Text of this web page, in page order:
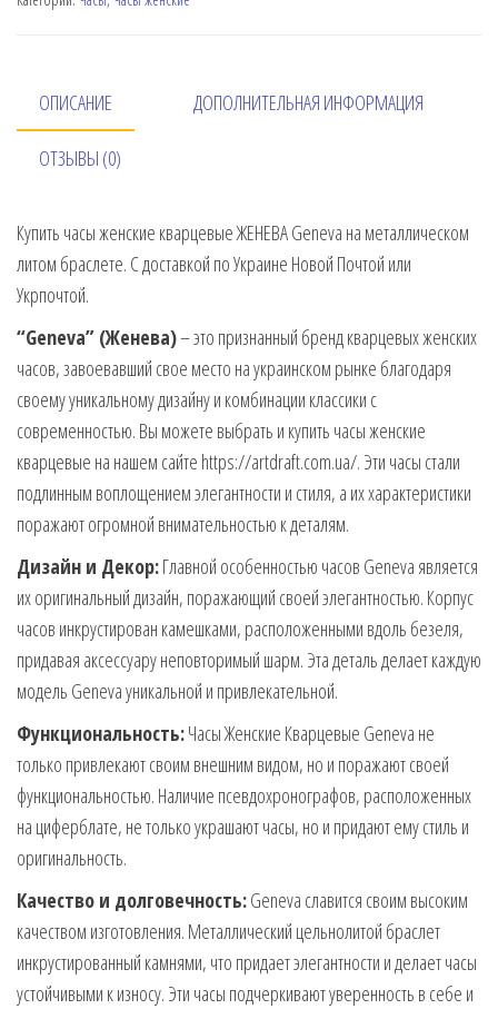
ОПИСАНИЕ ДОПОЛНИТЕЛЬНАЯ ИНФОРМАЦИЯ
ОТЗЫВЫ (0)
Купить часы женские кварцевые ЖЕНЕВА Geneva на металлическом
литом браслете. С доставкой по Украине Новой Почтой или
Укрпочтой.
“Geneva” (Женева)– это признанный бренд кварцевых женских
часов, завоевавший свое место на украинском рынке благодаря
своему уникальному дизайну и комбинации классики с
современностью. Вы можете выбрать и купить часы женские
кварцевые на нашем сайте https://artdraft.com.ua/. Эти часы стали
подлинным воплощением элегантности и стиля, а их характеристики
поражают огромной внимательностью к деталям.
Дизайн и Декор:Главной особенностью часов Geneva является
их оригинальный дизайн, поражающий своей элегантностью. Корпус
часов инкрустирован камешками, расположенными вдоль безеля,
придавая аксессуару неповторимый шарм. Эта деталь делает каждую
модель Geneva уникальной и привлекательной.
Функциональность:Часы Женские Кварцевые Geneva не
только привлекают своим внешним видом, но и поражают своей
функциональностью. Наличие псевдохронографов, расположенных
на циферблате, не только украшают часы, но и придают ему стиль и
оригинальность.
Качество и долговечность:Geneva славится своим высоким
качеством изготовления. Металлический цельнолитой браслет
инкрустированный камнями, что придает элегантности и делает часы
устойчивыми к износу. Эти часы подчеркивают уверенность в себе и